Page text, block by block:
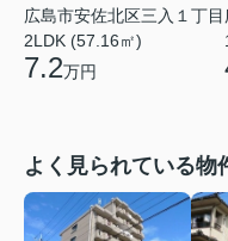
広島市安佐北区三入１丁目
2LDK (57.16㎡)
7.2万円
よく見られている物